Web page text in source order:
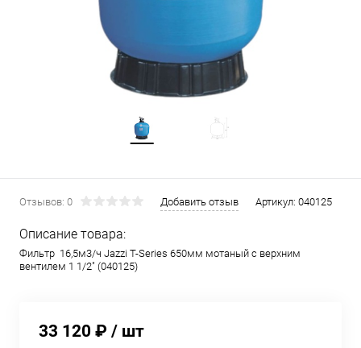
Отзывов: 0 Добавить отзыв Артикул: 040125
Описание товара:
Фильтр 16,5м3/ч Jazzi T-Series 650мм мотаный c верхним
вентилем 1 1/2" (040125)
33 120 ₽ / шт